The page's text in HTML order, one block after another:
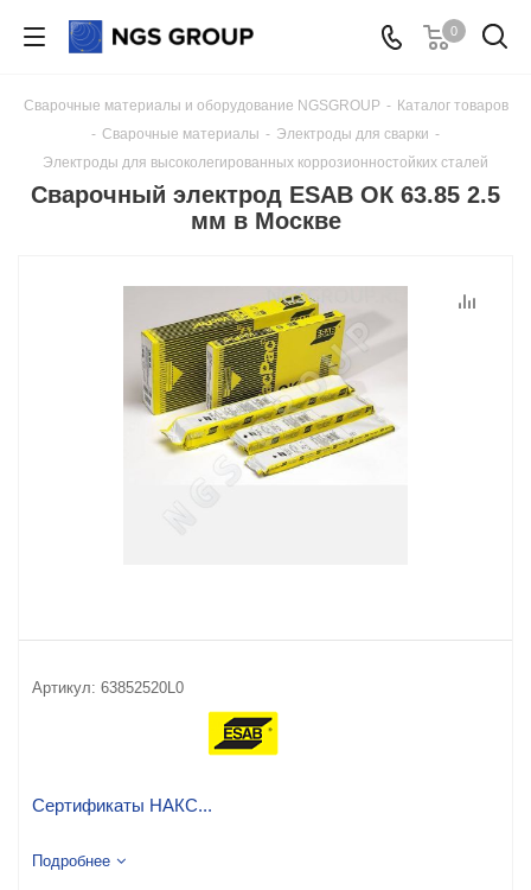
0
Сварочные материалы и оборудование NGSGROUP - Каталог товаров
- Сварочные материалы - Электроды для сварки -
Электроды для высоколегированных коррозионностойких сталей
Сварочный электрод ESAB ОК 63.85 2.5
мм в Москве
Артикул: 63852520L0
Сертификаты НАКС...
Подробнее